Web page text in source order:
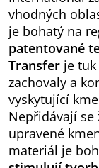
vhodných
je bohatý na
patentované
Transfer je
zachovaly a
vyskytující
Nepřidávají
upravené
materiál je